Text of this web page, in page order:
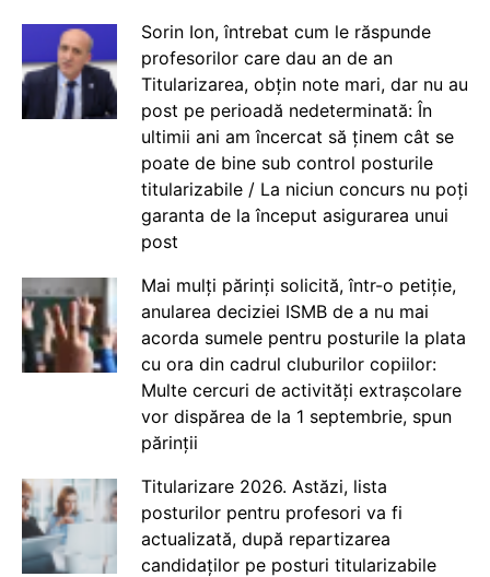
Sorin Ion, întrebat cum le răspunde
profesorilor care dau an de an
Titularizarea, obțin note mari, dar nu au
post pe perioadă nedeterminată: În
ultimii ani am încercat să ținem cât se
poate de bine sub control posturile
titularizabile / La niciun concurs nu poți
garanta de la început asigurarea unui
post
Mai mulți părinți solicită, într-o petiție,
anularea deciziei ISMB de a nu mai
acorda sumele pentru posturile la plata
cu ora din cadrul cluburilor copiilor:
Multe cercuri de activități extrașcolare
vor dispărea de la 1 septembrie, spun
părinții
Titularizare 2026. Astăzi, lista
posturilor pentru profesori va fi
actualizată, după repartizarea
candidaților pe posturi titularizabile